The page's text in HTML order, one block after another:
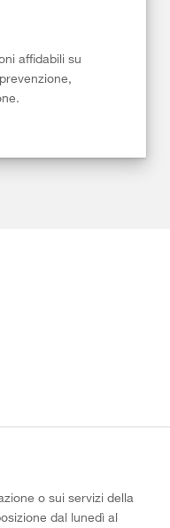
affidabili su
o sui servizi della
dal lunedì al